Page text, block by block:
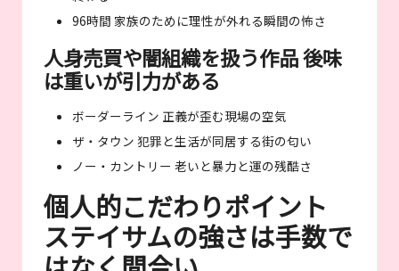
96時間 家族のために理性が外れる瞬間の怖さ
人身売買や闇組織を扱う作品 後味
は重いが引力がある
ボーダーライン 正義が歪む現場の空気
ザ・タウン 犯罪と生活が同居する街の匂い
ノー・カントリー 老いと暴力と運の残酷さ
個人的こだわりポイント
ステイサムの強さは手数で